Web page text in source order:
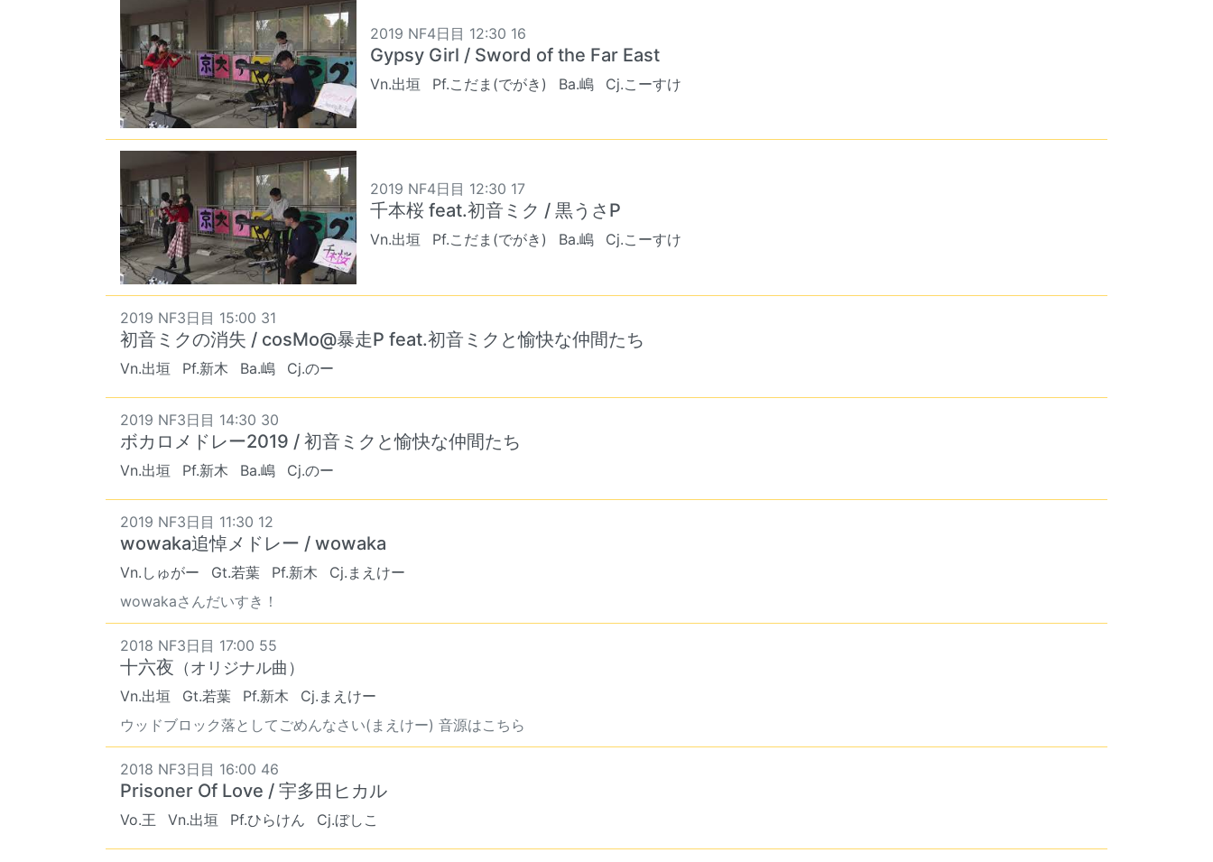
2019 NF4日目 12:30 16
Gypsy Girl / Sword of the Far East
Vn.出垣 Pf.こだま(でがき) Ba.嶋 Cj.こーすけ
2019 NF4日目 12:30 17
千本桜 feat.初音ミク / 黒うさP
Vn.出垣 Pf.こだま(でがき) Ba.嶋 Cj.こーすけ
2019 NF3日目 15:00 31
初音ミクの消失 / cosMo@暴走P feat.初音ミクと愉快な仲間たち
Vn.出垣 Pf.新木 Ba.嶋 Cj.のー
2019 NF3日目 14:30 30
ボカロメドレー2019 / 初音ミクと愉快な仲間たち
Vn.出垣 Pf.新木 Ba.嶋 Cj.のー
2019 NF3日目 11:30 12
wowaka追悼メドレー / wowaka
Vn.しゅがー Gt.若葉 Pf.新木
Cj.まえけー
wowakaさんだいすき！
2018 NF3日目 17:00 55
十六夜 （オリジナル曲）
Vn.出垣 Gt.若葉 Pf.新木
Cj.まえけー
ウッドブロック落としてごめんなさい(まえけー) 音源はこちら
2018 NF3日目 16:00 46
Prisoner Of Love / 宇多田ヒカル
Vo.王 Vn.出垣 Pf.ひらけん Cj.ぼしこ